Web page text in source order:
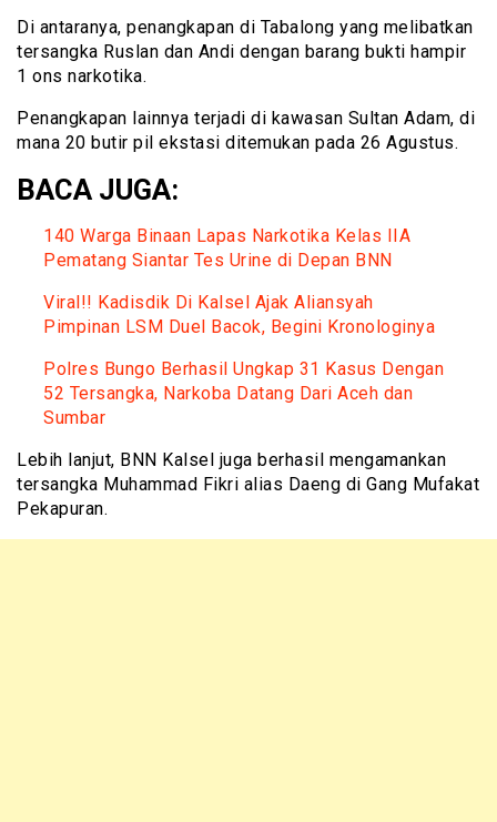
Di antaranya, penangkapan di Tabalong yang melibatkan
tersangka Ruslan dan Andi dengan barang bukti hampir
1 ons narkotika.
Penangkapan lainnya terjadi di kawasan Sultan Adam, di
mana 20 butir pil ekstasi ditemukan pada 26 Agustus.
BACA JUGA:
140 Warga Binaan Lapas Narkotika Kelas IIA
Pematang Siantar Tes Urine di Depan BNN
Viral!! Kadisdik Di Kalsel Ajak Aliansyah
Pimpinan LSM Duel Bacok, Begini Kronologinya
Polres Bungo Berhasil Ungkap 31 Kasus Dengan
52 Tersangka, Narkoba Datang Dari Aceh dan
Sumbar
Lebih lanjut, BNN Kalsel juga berhasil mengamankan
tersangka Muhammad Fikri alias Daeng di Gang Mufakat
Pekapuran.